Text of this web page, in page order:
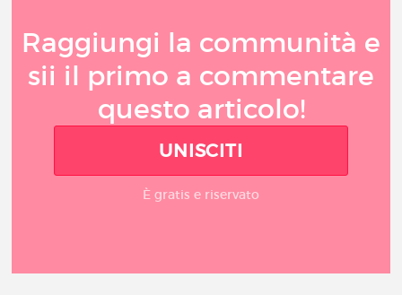
Raggiungi la communità e
sii il primo a commentare
questo articolo!
UNISCITI
È gratis e riservato